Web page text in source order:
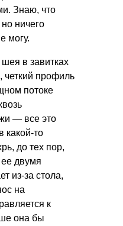
Знаю, что
ничего
могу.
в завитках
четкий профиль
потоке
— все это
какой-то
до тех пор,
двумя
из-за стола,
на
к
она бы